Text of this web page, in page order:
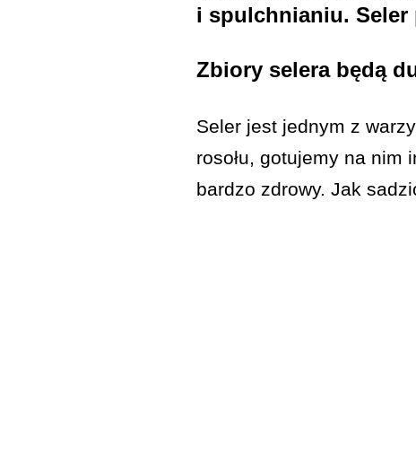
i spulchnianiu. Seler
Zbiory selera będą
Seler jest jednym z
rosołu, gotujemy na
bardzo zdrowy. Jak